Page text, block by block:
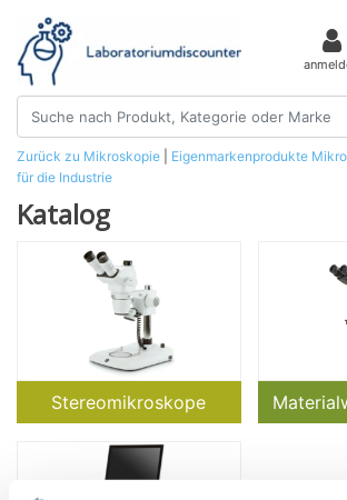
Zurück zu Mikroskopie Eigenmarkenprodukte
für die Industrie
Katalog
Stereomikroskope